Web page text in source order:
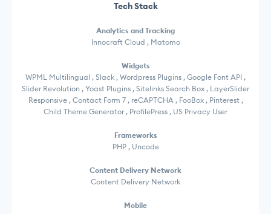
Tech Stack
Analytics and Tracking
Innocraft Cloud , Matomo
Widgets
WPML Multilingual , Slack , Wordpress Plugins , Google Font API ,
Slider Revolution , Yoast Plugins , Sitelinks Search Box , LayerSlider
Responsive , Contact Form 7 , reCAPTCHA , FooBox , Pinterest ,
Child Theme Generator , ProfilePress , US Privacy User
Frameworks
PHP , Uncode
Content Delivery Network
Content Delivery Network
Mobile